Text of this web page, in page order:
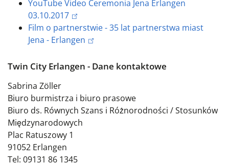
YouTube Video Ceremonia Jena Erlangen
03.10.2017
Film o partnerstwie - 35 lat partnerstwa miast
Jena - Erlangen
Twin City Erlangen - Dane kontaktowe
Sabrina Zöller
Biuro burmistrza i biuro prasowe
Biuro ds. Równych Szans i Różnorodności / Stosunków
Międzynarodowych
Plac Ratuszowy 1
91052 Erlangen
Tel: 09131 86 1345